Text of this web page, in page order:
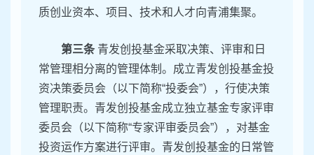
质创业资本、项目、技术和人才向青浦集聚。
第三条 青发创投基金采取决策、评审和日
常管理相分离的管理体制。成立青发创投基金投
资决策委员会（以下简称“投委会”），行使决策
管理职责。青发创投基金成立独立基金专家评审
委员会（以下简称“专家评审委员会”），对基金
投资运作方案进行评审。青发创投基金的日常管